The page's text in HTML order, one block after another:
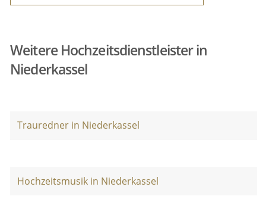
Weitere Hochzeitsdienstleister in
Niederkassel
Trauredner in Niederkassel
Hochzeitsmusik in Niederkassel